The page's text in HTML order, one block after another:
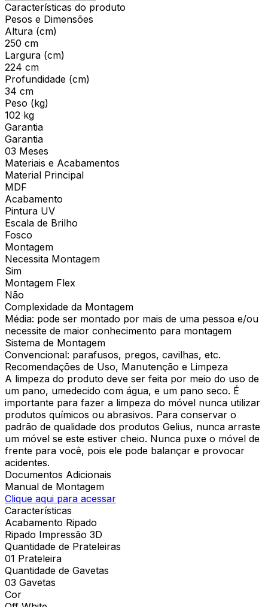
Características do produto
Pesos e Dimensões
Altura (cm)
250 cm
Largura (cm)
224 cm
Profundidade (cm)
34 cm
Peso (kg)
102 kg
Garantia
Garantia
03 Meses
Materiais e Acabamentos
Material Principal
MDF
Acabamento
Pintura UV
Escala de Brilho
Fosco
Montagem
Necessita Montagem
Sim
Montagem Flex
Não
Complexidade da Montagem
Média: pode ser montado por mais de uma pessoa e/ou
necessite de maior conhecimento para montagem
Sistema de Montagem
Convencional: parafusos, pregos, cavilhas, etc.
Recomendações de Uso, Manutenção e Limpeza
A limpeza do produto deve ser feita por meio do uso de
um pano, umedecido com água, e um pano seco. É
importante para fazer a limpeza do móvel nunca utilizar
produtos químicos ou abrasivos. Para conservar o
padrão de qualidade dos produtos Gelius, nunca arraste
um móvel se este estiver cheio. Nunca puxe o móvel de
frente para você, pois ele pode balançar e provocar
acidentes.
Documentos Adicionais
Manual de Montagem
Clique aqui para acessar
Características
Acabamento Ripado
Ripado Impressão 3D
Quantidade de Prateleiras
01 Prateleira
Quantidade de Gavetas
03 Gavetas
Cor